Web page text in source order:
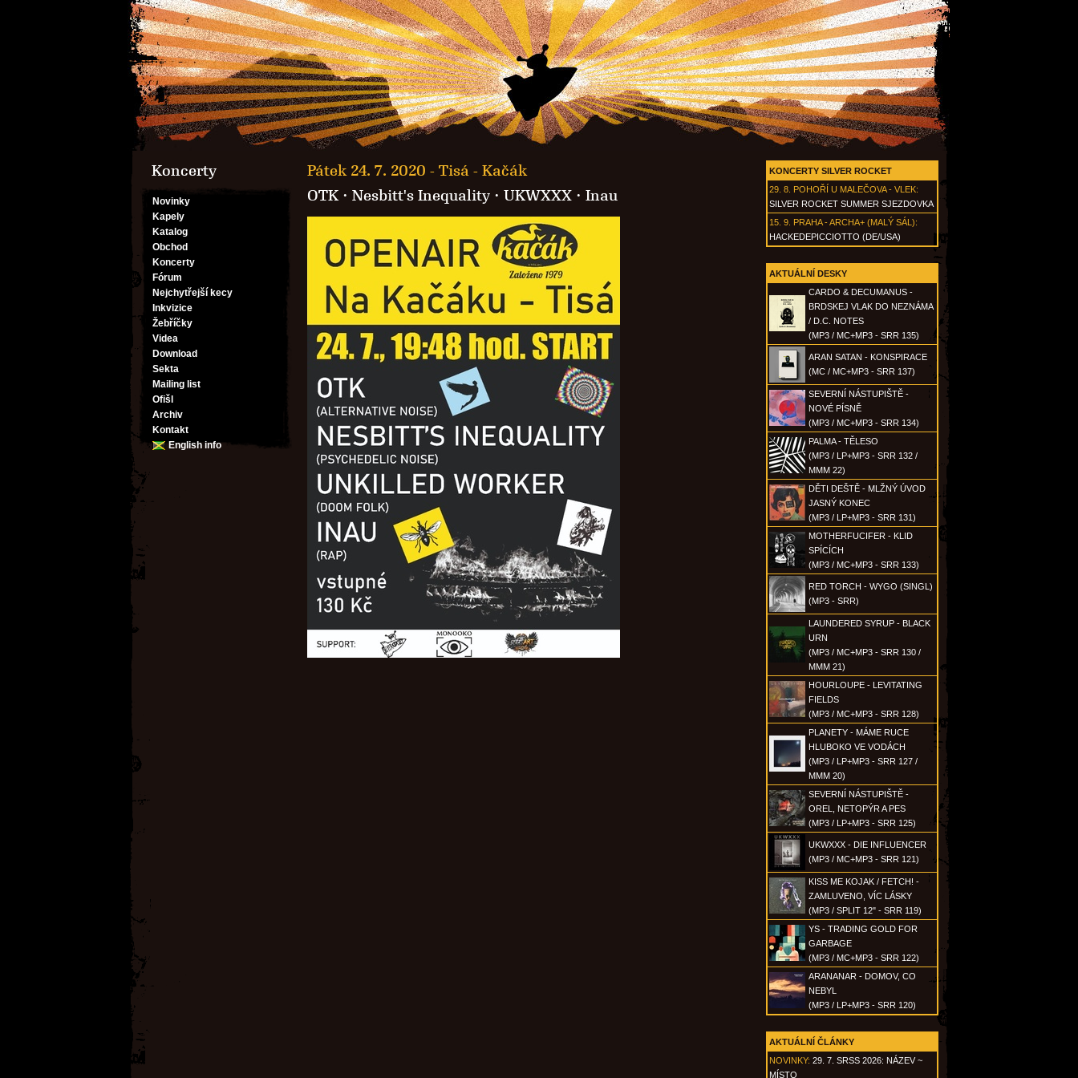
Koncerty
Novinky
Kapely
Katalog
Obchod
Koncerty
Fórum
Nejchytřejší kecy
Inkvizice
Žebříčky
Videa
Download
Sekta
Mailing list
Ofišl
Archiv
Kontakt
English info
KONCERTY SILVER ROCKET
29. 8. POHOŘÍ U MALEČOVA - VLEK:
SILVER ROCKET SUMMER SJEZDOVKA
15. 9. PRAHA - ARCHA+ (MALÝ SÁL):
HACKEDEPICCIOTTO (DE/USA)
AKTUÁLNÍ DESKY
CARDO & DECUMANUS -
BRDSKEJ VLAK DO NEZNÁMA
/ D.C. NOTES
(MP3 / MC+MP3 - SRR 135)
ARAN SATAN - KONSPIRACE
(MC / MC+MP3 - SRR 137)
SEVERNÍ NÁSTUPIŠTĚ -
NOVÉ PÍSNĚ
(MP3 / MC+MP3 - SRR 134)
PALMA - TĚLESO
(MP3 / LP+MP3 - SRR 132 /
MMM 22)
DĚTI DEŠTĚ - MLŽNÝ ÚVOD
JASNÝ KONEC
(MP3 / LP+MP3 - SRR 131)
MOTHERFUCIFER - KLID
SPÍCÍCH
(MP3 / MC+MP3 - SRR 133)
RED TORCH - WYGO (SINGL)
(MP3 - SRR)
LAUNDERED SYRUP - BLACK
URN
(MP3 / MC+MP3 - SRR 130 /
MMM 21)
HOURLOUPE - LEVITATING
FIELDS
(MP3 / MC+MP3 - SRR 128)
PLANETY - MÁME RUCE
HLUBOKO VE VODÁCH
(MP3 / LP+MP3 - SRR 127 /
MMM 20)
SEVERNÍ NÁSTUPIŠTĚ -
OREL, NETOPÝR A PES
(MP3 / LP+MP3 - SRR 125)
UKWXXX - DIE INFLUENCER
(MP3 / MC+MP3 - SRR 121)
KISS ME KOJAK / FETCH! -
ZAMLUVENO, VÍC LÁSKY
(MP3 / SPLIT 12" - SRR 119)
YS - TRADING GOLD FOR
GARBAGE
(MP3 / MC+MP3 - SRR 122)
ARANANAR - DOMOV, CO
NEBYL
(MP3 / LP+MP3 - SRR 120)
AKTUÁLNÍ ČLÁNKY
NOVINKY: 29. 7. SRSS 2026: NÁZEV ~
MÍSTO
Pátek 24. 7. 2020 - Tisá - Kačák
OTK · Nesbitt's Inequality · UKWXXX · Inau